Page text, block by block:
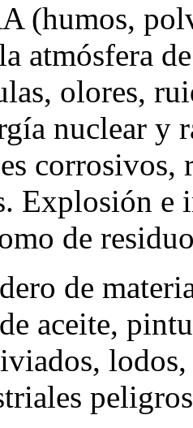
(humos,
atmósfera
olores,
nuclear y
Explosión e
de
de
aceite,